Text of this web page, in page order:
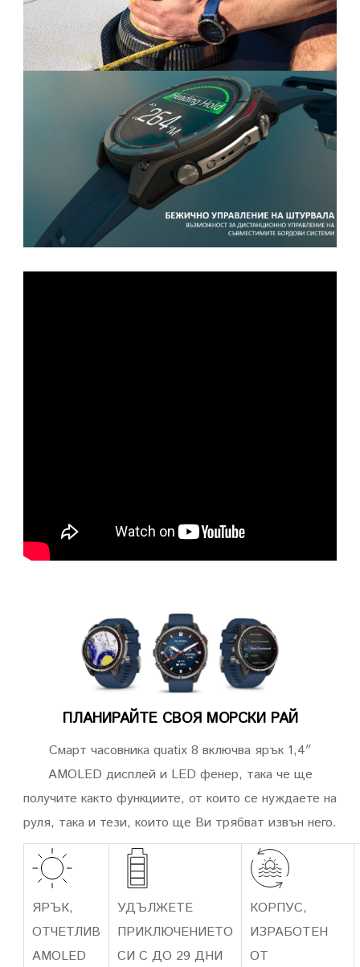
ПЛАНИРАЙТЕ СВОЯ МОРСКИ РАЙ
Смарт часовника quatix 8 включва ярък 1,4″
AMOLED дисплей и LED фенер, така че ще
получите както функциите, от които се нуждаете на
руля, така и тези, които ще Ви трябват извън него.
ЯРЪК,
ОТЧЕТЛИВ
AMOLED
УДЪЛЖЕТЕ
ПРИКЛЮЧЕНИЕТО
СИ С ДО 29 ДНИ
КОРПУС,
ИЗРАБОТЕН
ОТ